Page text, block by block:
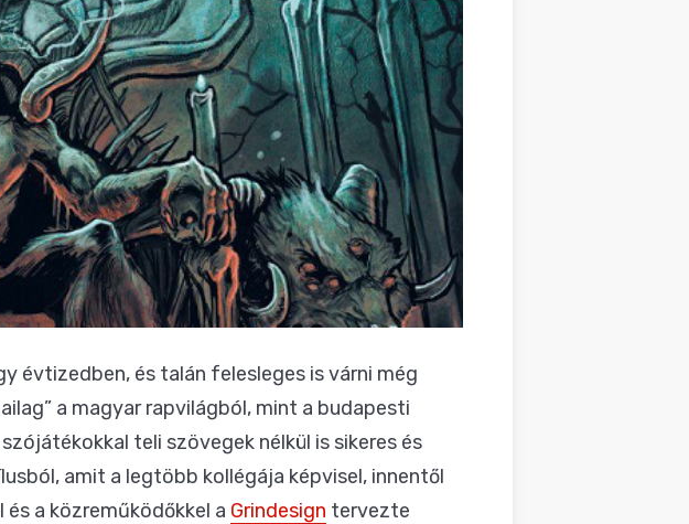
évtizedben, és talán felesleges is várni még
a magyar rapvilágból, mint a budapesti
teli szövegek nélkül is sikeres és
amit a legtöbb kollégája képvisel, innentől
a közreműködőkkel a Grindesign tervezte